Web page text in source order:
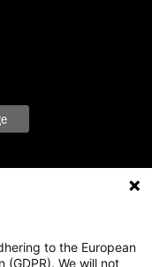
to the European
(GDPR). We will not